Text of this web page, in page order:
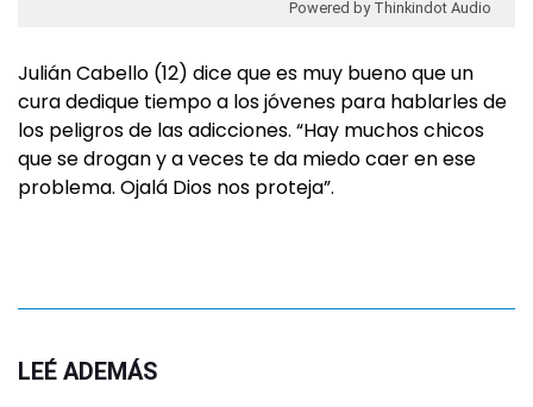
Powered by Thinkindot Audio
Julián Cabello (12) dice que es muy bueno que un
cura dedique tiempo a los jóvenes para hablarles de
los peligros de las adicciones. “Hay muchos chicos
que se drogan y a veces te da miedo caer en ese
problema. Ojalá Dios nos proteja”.
LEÉ ADEMÁS